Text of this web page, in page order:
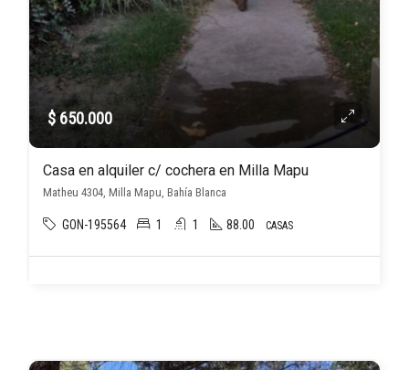
$ 650.000
Casa en alquiler c/ cochera en Milla Mapu
Matheu 4304, Milla Mapu, Bahía Blanca
GON-195564 1 1 88.00 CASAS